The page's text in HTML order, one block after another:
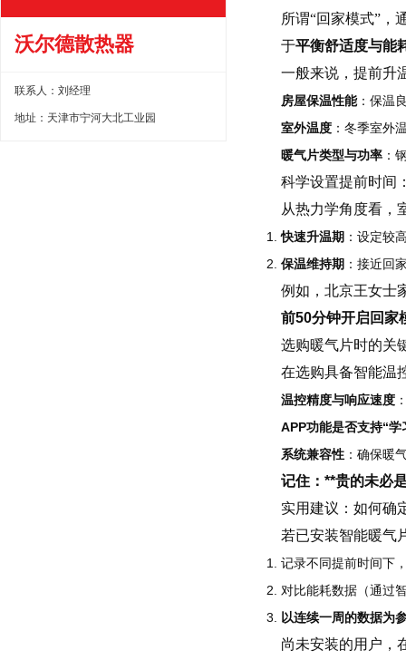
沃尔德散热器
联系人：刘经理
地址：天津市宁河大北工业园
所谓“回家模式”，
于平衡舒适度与能
一般来说，提前升
房屋保温性能：保温
室外温度 ：冬季室外
暖气片类型与功率 ：
科学设置提前时间
从热力学角度看，
快速升温期 ：设定较
保温维持期 ：接近回
例如，北京王女士
前50分钟开启回家
选购暖气片时的关
在选购具备智能温
温控精度与响应速度
APP功能是否支持“学
系统兼容性 ：确保暖
记住：**贵的未必
实用建议：如何确
若已安装智能暖气
记录不同提前时间下
对比能耗数据（通过
以连续一周的数据为
尚未安装的用户，